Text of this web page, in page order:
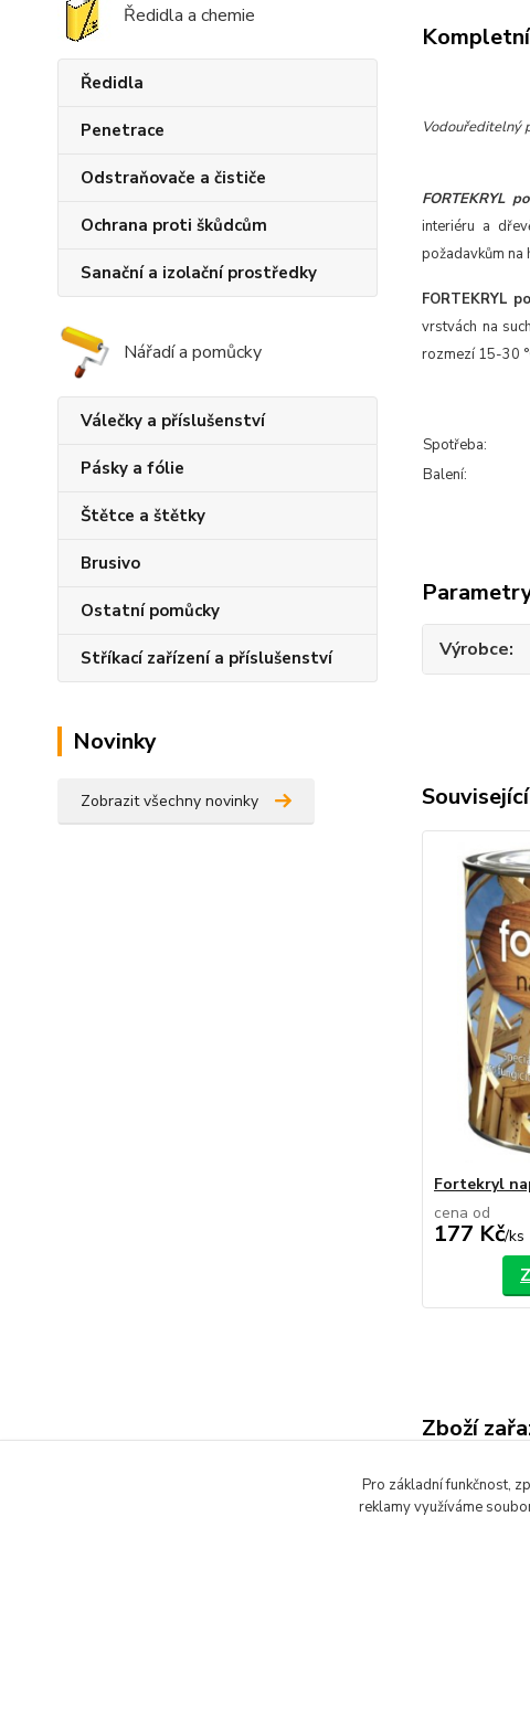
Ředidla a chemie
Ředidla
Penetrace
Odstraňovače a čističe
Ochrana proti škůdcům
Sanační a izolační prostředky
Nářadí a pomůcky
Válečky a příslušenství
Pásky a fólie
Štětce a štětky
Brusivo
Ostatní pomůcky
Stříkací zařízení a příslušenství
Novinky
Zobrazit všechny novinky
Vodouředitelný
FORTEKRYL
interiéru a
požadavkům na
FORTEKRYL
vrstvách na
rozmezí 15-30
Spotřeba:
Balení:
Výrobce
Fortekryl
cena od
177 Kč/ks
Zboží
Laky,
Pro základní funkčnost,
reklamy využíváme